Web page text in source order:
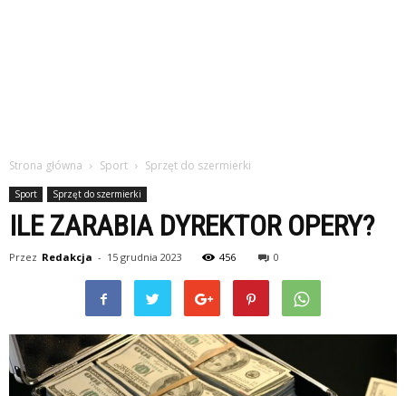
Strona główna Sport Sprzęt do szermierki
Sport Sprzęt do szermierki
ILE ZARABIA DYREKTOR OPERY?
Przez Redakcja - 15 grudnia 2023 456 0